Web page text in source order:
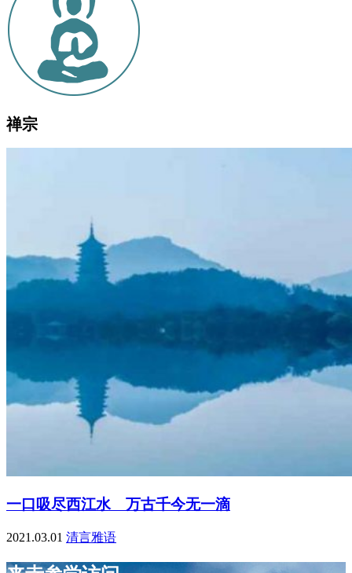
禅宗
一口吸尽西江水 万古千今无一滴
2021.03.01 清言雅语